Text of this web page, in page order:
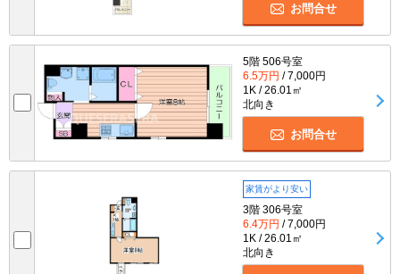
お問合せ
5階 506号室
6.5万円 / 7,000円
1K / 26.01㎡
北向き
お問合せ
家賃がより安い
3階 306号室
6.4万円 / 7,000円
1K / 26.01㎡
北向き